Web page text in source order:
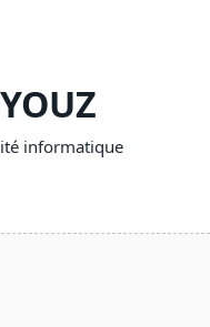
informatique